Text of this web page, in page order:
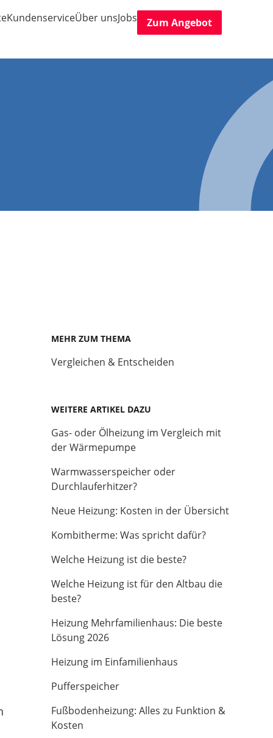
KundenserviceÜber unsJobs
Zum Angebot
MEHR ZUM THEMA
Vergleichen & Entscheiden
WEITERE ARTIKEL DAZU
Gas- oder Ölheizung im Vergleich mit
der Wärmepumpe
Warmwasserspeicher oder
Durchlauferhitzer?
Neue Heizung: Kosten in der Übersicht
Kombitherme: Was spricht dafür?
Welche Heizung ist die beste?
Welche Heizung ist für den Altbau die
beste?
Heizung Mehrfamilienhaus: Die beste
Lösung 2026
Heizung im Einfamilienhaus
Pufferspeicher
Fußbodenheizung: Alles zu Funktion &
Kosten